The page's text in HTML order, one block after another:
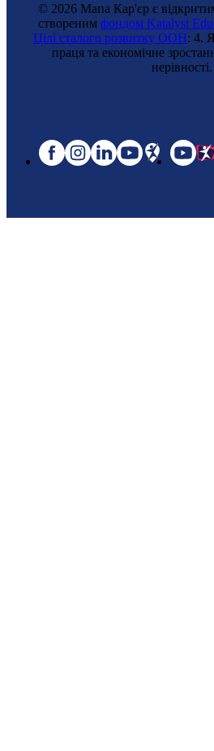
© 2026 Мапа Кар'єр є
створеним фондом Katalyst
Цілі сталого розвитку ООН: 4.
праця та економічне
нерівності.